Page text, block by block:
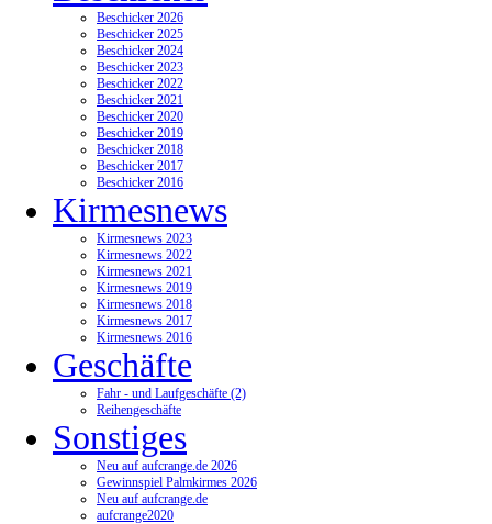
Beschicker 2026
Beschicker 2025
Beschicker 2024
Beschicker 2023
Beschicker 2022
Beschicker 2021
Beschicker 2020
Beschicker 2019
Beschicker 2018
Beschicker 2017
Beschicker 2016
Kirmesnews
Kirmesnews 2023
Kirmesnews 2022
Kirmesnews 2021
Kirmesnews 2019
Kirmesnews 2018
Kirmesnews 2017
Kirmesnews 2016
Geschäfte
Fahr - und Laufgeschäfte (2)
Reihengeschäfte
Sonstiges
Neu auf aufcrange.de 2026
Gewinnspiel Palmkirmes 2026
Neu auf aufcrange.de
aufcrange2020